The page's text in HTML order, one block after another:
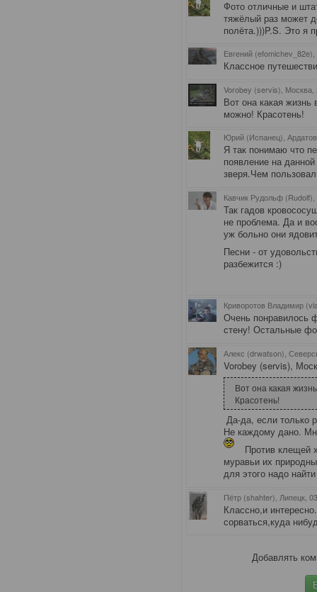
Фото отличные и
тяжёлый раз может
полёта.)))P.S. Это я
Евгений (efomichev_82e),
Классное
Vorobey (servis), Москва
Вот она какая жизнь
можно! Красотень!
Юрий (Испанец), Ардатов
Я так понимаю что
появление на данной
зверя.Чем
Кавчик Рудольф (Rudolf),
Так гадов
не проблема. Да и
уж больно они
Песни - от
разбежится :)
Криворотов Владимир
Очень понравилось
стену! Остальные
Алекс (drwatson),
Vorobey (servis),
Вот она какая
Красотень!
Да-да, если только
Не каждому дано.
Против клещей
муравьи их
для этого надо
Пётр (shahter), Липецк ,
Классно,и
сорваться,куда
Добавлять